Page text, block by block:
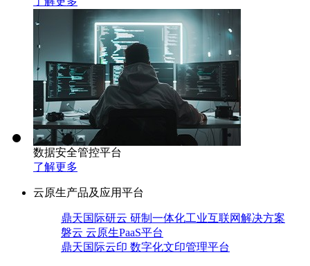
数据安全管控平台
了解更多
云原生产品及应用平台
鼎天国际研云 研制一体化工业互联网解决方案
磐云 云原生PaaS平台
鼎天国际云印 数字化文印管理平台